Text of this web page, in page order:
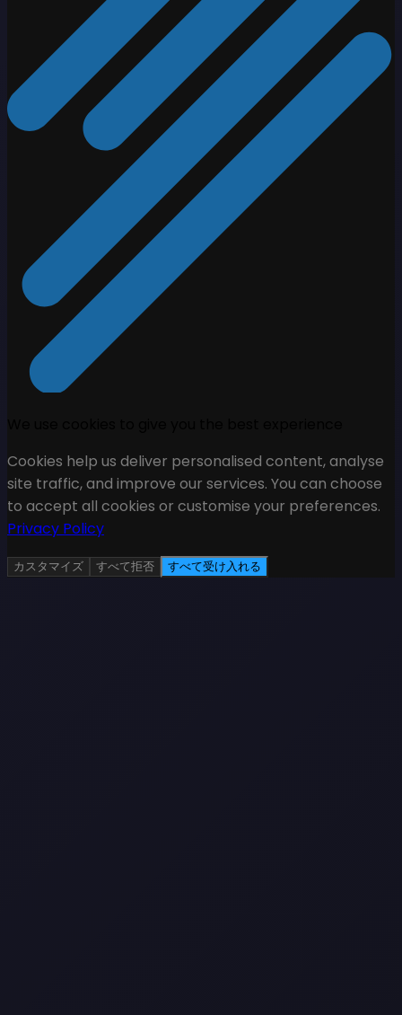
Cookies help us deliver personalised content, analyse
site traffic, and improve our services. You can choose
to accept all cookies or customise your preferences.
Privacy Policy
カスタマイズ すべて拒否 すべて受け入れる